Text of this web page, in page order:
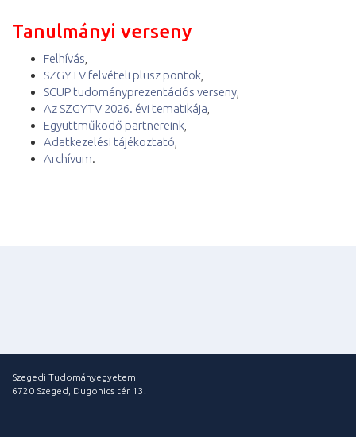
Tanulmányi verseny
Felhívás
SZGYTV felvételi plusz pontok
SCUP tudományprezentációs verseny
Az SZGYTV 2026. évi tematikája
Együttműködő partnereink
Adatkezelési tájékoztató
Archívum.
Szegedi Tudományegyetem
6720 Szeged, Dugonics tér 13.